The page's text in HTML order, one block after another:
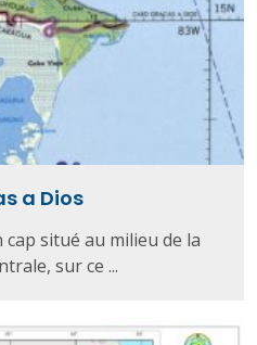
a Dios
cap situé au milieu de la
sur ce ...